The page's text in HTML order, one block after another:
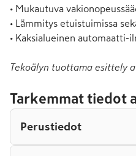
• Mukautuva
• Lämmitys etuistuimissa
• Kaksialueinen automaatti-
Tekoälyn tuottama esittely
Tarkemmat tiedot
Perustiedot